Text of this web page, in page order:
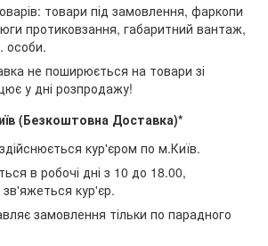
товари під замовлення, фаркопи
протиковзання, габаритний вантаж,
особи.
не поширюється на товари зі
у дні розпродажу!
(Безкоштовна Доставка)*
кур'єром по м.Київ.
в робочі дні з 10 до 18.00,
кур'єр.
замовлення тільки по парадного